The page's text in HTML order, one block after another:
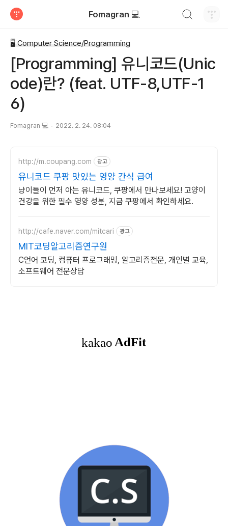
Fomagran 💻
🖥 Computer Science/Programming
[Programming] 유니코드(Unic
ode)란? (feat. UTF-8,UTF-1
6)
Fomagran 💻 2022. 2. 24. 08:04
http://m.coupang.com 광고
유니코드 쿠팡 맛있는 영양 간식 급여
냥이들이 먼저 아는 유니코드, 쿠팡에서 만나보세요! 고양이
건강을 위한 필수 영양 성분, 지금 쿠팡에서 확인하세요.
http://cafe.naver.com/mitcari 광고
MIT코딩알고리즘연구원
C언어 코딩, 컴퓨터 프로그래밍, 알고리즘전문, 개인별 교육,
소프트웨어 전문상담